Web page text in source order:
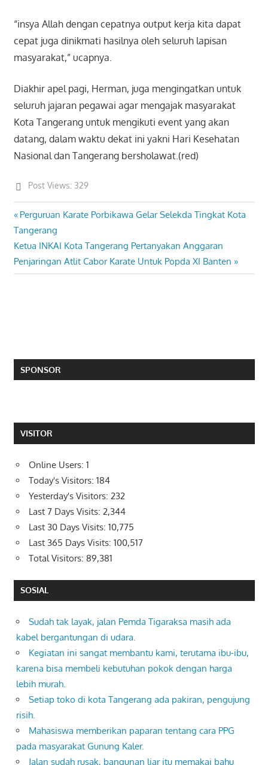
“insya Allah dengan cepatnya output kerja kita dapat
cepat juga dinikmati hasilnya oleh seluruh lapisan
masyarakat,” ucapnya.
Diakhir apel pagi, Herman, juga mengingatkan untuk
seluruh jajaran pegawai agar mengajak masyarakat
Kota Tangerang untuk mengikuti event yang akan
datang, dalam waktu dekat ini yakni Hari Kesehatan
Nasional dan Tangerang bersholawat.(red)
Post Views: 329
Post
navigation
Previous
Post:
Perguruan Karate Porbikawa Gelar Selekda Tingkat Kota
Tangerang
Next
Post:
Ketua INKAI Kota Tangerang Pertanyakan Anggaran
Penjaringan Atlit Cabor Karate Untuk Popda XI Banten
SPONSOR
VISITOR
Online Users: 1
Today's Visitors: 184
Yesterday's Visitors: 232
Last 7 Days Visits: 2,344
Last 30 Days Visits: 10,775
Last 365 Days Visits: 100,517
Total Visitors: 89,381
SOSIAL
Sudah tak layak, jalan Pemda Tigaraksa masih ada
kabel bergantungan di udara.
Kegiatan ini sangat membantu kami, terutama ibu-ibu,
karena bisa membeli kebutuhan pokok dengan harga
lebih murah.
Setiap toko di kota Tangerang ada pakiran, pengujung
risih.
Mahasiswa memberikan paparan tentang cara PPG
pada masyarakat Gunung Kaler.
Jalan sudah rusak, bangunan liar itu memakai bahu